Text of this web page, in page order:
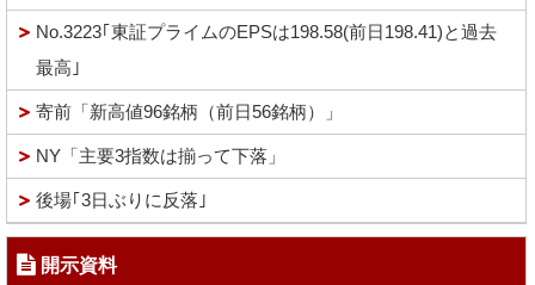
No.3223｢東証プライムのEPSは198.58(前日198.41)と過去
最高｣
寄前「新高値96銘柄（前日56銘柄）」
NY「主要3指数は揃って下落」
後場｢3日ぶりに反落｣
開示資料